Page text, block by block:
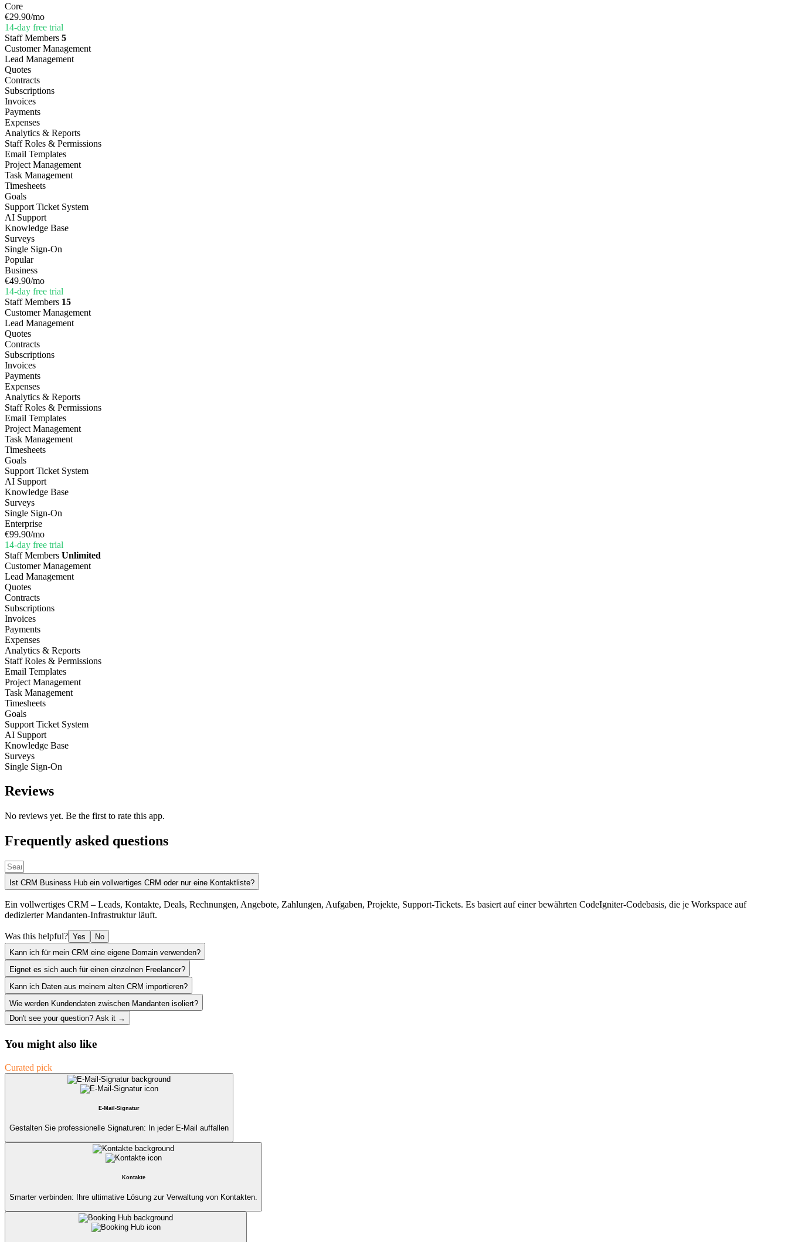
Core
€29.90/mo
14-day free trial
Staff Members 5
Customer Management
Lead Management
Quotes
Contracts
Subscriptions
Invoices
Payments
Expenses
Analytics & Reports
Staff Roles & Permissions
Email Templates
Project Management
Task Management
Timesheets
Goals
Support Ticket System
AI Support
Knowledge Base
Surveys
Single Sign-On
Popular
Business
€49.90/mo
14-day free trial
Staff Members 15
Customer Management
Lead Management
Quotes
Contracts
Subscriptions
Invoices
Payments
Expenses
Analytics & Reports
Staff Roles & Permissions
Email Templates
Project Management
Task Management
Timesheets
Goals
Support Ticket System
AI Support
Knowledge Base
Surveys
Single Sign-On
Enterprise
€99.90/mo
14-day free trial
Staff Members Unlimited
Customer Management
Lead Management
Quotes
Contracts
Subscriptions
Invoices
Payments
Expenses
Analytics & Reports
Staff Roles & Permissions
Email Templates
Project Management
Task Management
Timesheets
Goals
Support Ticket System
AI Support
Knowledge Base
Surveys
Single Sign-On
Reviews
No reviews yet. Be the first to rate this app.
Frequently asked questions
Ist CRM Business Hub ein vollwertiges CRM oder nur eine Kontaktliste?
Ein vollwertiges CRM – Leads, Kontakte, Deals, Rechnungen, Angebote, Zahlungen, Aufgaben, Projekte, Support-Tickets. Es basiert auf einer bewährten CodeIgniter-Codebasis, die je Workspace auf
dedizierter Mandanten-Infrastruktur läuft.
Was this helpful? Yes
No
Kann ich für mein CRM eine eigene Domain verwenden?
Eignet es sich auch für einen einzelnen Freelancer?
Kann ich Daten aus meinem alten CRM importieren?
Wie werden Kundendaten zwischen Mandanten isoliert?
Don't see your question? Ask it →
You might also like
Curated pick
E-Mail-Signatur
Gestalten Sie professionelle Signaturen: In jeder E-Mail auffallen
Kontakte
Smarter verbinden: Ihre ultimative Lösung zur Verwaltung von Kontakten.